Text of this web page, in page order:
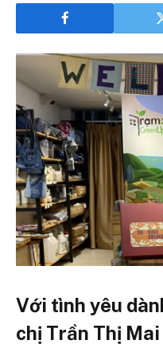
Với tình yêu
chị Trần Thị